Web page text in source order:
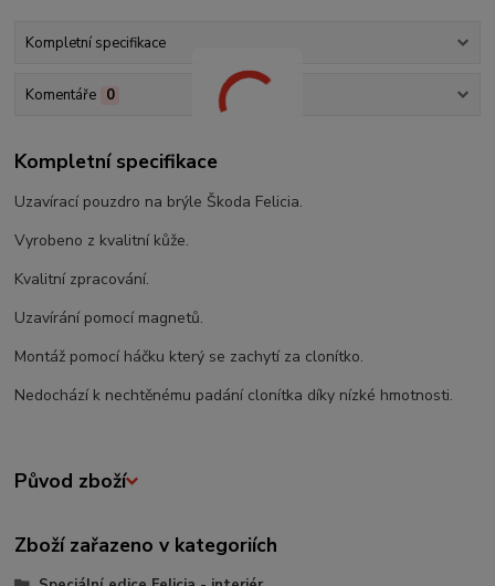
Kompletní specifikace
Komentáře 0
Kompletní specifikace
Uzavírací pouzdro na brýle Škoda Felicia.
Vyrobeno z kvalitní kůže.
Kvalitní zpracování.
Uzavírání pomocí magnetů.
Montáž pomocí háčku který se zachytí za clonítko.
Nedochází k nechtěnému padání clonítka díky nízké hmotnosti.
Původ zboží
Zboží zařazeno v kategoriích